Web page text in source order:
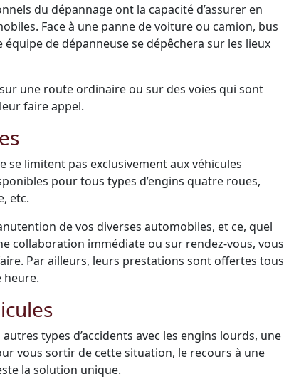
du dépannage ont la capacité d’assurer en
Face à une panne de voiture ou camion, bus
de dépanneuse se dépêchera sur les lieux
une route ordinaire ou sur des voies qui sont
faire appel.
limitent pas exclusivement aux véhicules
pour tous types d’engins quatre roues,
etc.
de vos diverses automobiles, et ce, quel
collaboration immédiate ou sur rendez-vous, vous
Par ailleurs, leurs prestations sont offertes tous
heure.
types d’accidents avec les engins lourds, une
vous sortir de cette situation, le recours à une
la solution unique.